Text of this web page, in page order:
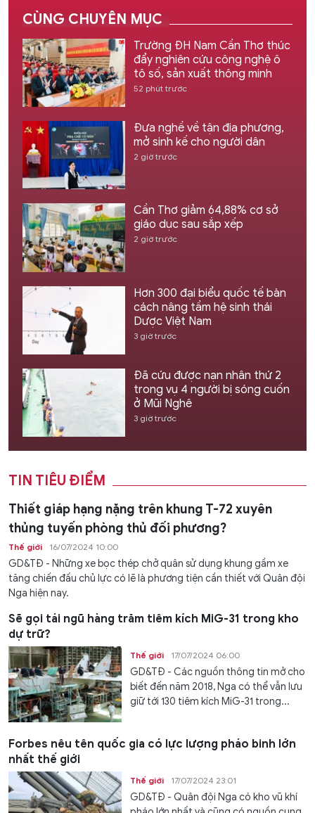
CÙNG CHUYÊN MỤC
Trường ĐH Nam Cần Thơ thúc
đẩy nghiên cứu công nghệ ô
tô số, sản xuất thông minh
52 phút trước
Đưa nghề về tận địa phương,
mở sinh kế cho người dân
2 giờ trước
Cần Thơ giảm 64,88% cơ sở
giáo dục sau sắp xếp
2 giờ trước
Hơn 300 đại biểu quốc tế bàn
cách nâng tầm hệ sinh thái
Dược Việt Nam
3 giờ trước
Đã cứu được nạn nhân thứ 2
trong vụ 4 người bị sóng cuốn
ở Mũi Nghê
3 giờ trước
TIN TIÊU ĐIỂM
Thiết giáp hạng nặng trên khung T-72 xuyên
thủng tuyến phòng thủ đối phương?
Thế giới 16/07/2024 10:00
GD&TĐ - Những xe bọc thép chở quân sử dụng khung gầm xe
tăng chiến đấu chủ lực có lẽ là phương tiện cần thiết với Quân đội
Nga hiện nay.
Sẽ gọi tái ngũ hàng trăm tiêm kích MiG-31 trong kho
dự trữ?
Thế giới 17/07/2024 06:00
GD&TĐ - Các nguồn thông tin mở cho
biết đến năm 2018, Nga có thể vẫn lưu
giữ tới 130 tiêm kích MiG-31 trong...
Forbes nêu tên quốc gia có lực lượng pháo binh lớn
nhất thế giới
Thế giới 17/07/2024 23:01
GD&TĐ - Quân đội Nga có kho vũ khí